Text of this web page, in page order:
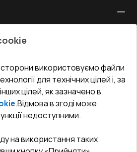
вікнавул. Келецька 60 кв. 61
сторони використовуємо файли
для технічних цілей і, за
цілей, як зазначено в
.Відмова в згоді може
недоступними.
на використання таких